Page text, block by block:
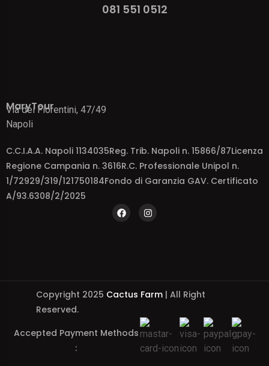
081 551 0512
MaryTour
Via dei Fiorentini, 47/49
Napoli
C.C.I.A.A. Napoli 1134035Reg. Trib. Napoli n. 15866/87Licenza
Regione Campania n. 3616R.C. Professionale Unipol n.
1/72929/319/121750184Fondo di Garanzia GAV. Certificato
A/93.6308/2/2025
Copyright 2025 Cactus Farm| All Right
Reserved.
Accepted Payment Methods
: